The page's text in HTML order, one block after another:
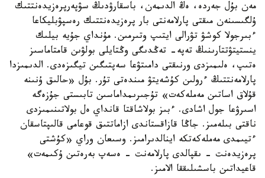
مەن بۇل جەردە، ەڭ الدىمەن، باسقارۋدىڭ سۋپەرپرەزيدەنتتىك
ۇلگىسىنەن مىقتى پارلامەنتى بار پرەزيدەنتتىك رەسپۋبليكاعا
ءبىرجولا كوشۋ تۋرالى ايتىپ وتىرمىن. مۇنداي جۇيە بيلىك
ينستيتۋتتارىنىڭ تەپە- تەڭدىگى وڭتايلى بولۋىن قامتاماسىز
ەتىپ، ەلىمىزدى ورنىقتى دامىتۋعا سەپتىگىن تيگىزەدى. الدىمىزدا
پارلامەنتتىڭ ءرولىن كۇشەيتۋ مىندەتى تۇر. بۇل «حالىق ۇنىنە
قۇلاق اساتىن مەملەكەت» تۇجىرىمداماسىن تابىستى جۇزەگە
اسىرۋعا جول اشادى. ءبىز بولاشاقتا قانداي ەل بولاتىنىمىزدى
ناقتى بىلەمىز. جاڭا قازاقستاندى ازاماتتىق قوعامى قالىپتاسقان
ءتيىمدى مەملەكەتكە اينالدىرامىز. وسىعان وراي «كۇشتى
پرەزيدەنت - ىقپالدى پارلامەنت - ەسەپ بەرەتىن ۇكىمەت»
قاعيداتىن باسشىلىققا الامىز.